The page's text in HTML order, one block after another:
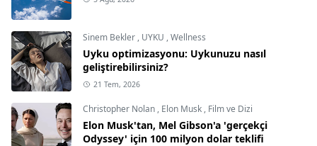
Sinem Bekler , UYKU ,Wellness
Uyku optimizasyonu: Uykunuzu nasıl
geliştirebilirsiniz?
21 Tem, 2026
Christopher Nolan , Elon Musk , Film ve Dizi
Elon Musk'tan, Mel Gibson'a 'gerçekçi
Odyssey' için 100 milyon dolar teklifi